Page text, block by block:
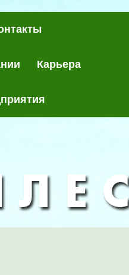
Карьера